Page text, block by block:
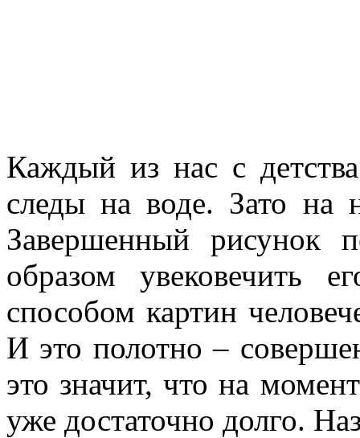
Каждый из нас с
следы на воде. Зато на
Завершенный рисунок
образом увековечить
способом картин
И это полотно –
это значит, что на
уже достаточно долго.